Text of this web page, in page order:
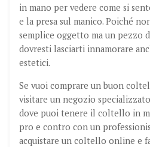
in mano per vedere come si
e la presa sul manico. Poiché
semplice oggetto ma un pezzo
dovresti lasciarti innamorare
estetici.
Se vuoi comprare un buon
visitare un negozio
dove puoi tenere il coltello in
pro e contro con un
acquistare un coltello online e